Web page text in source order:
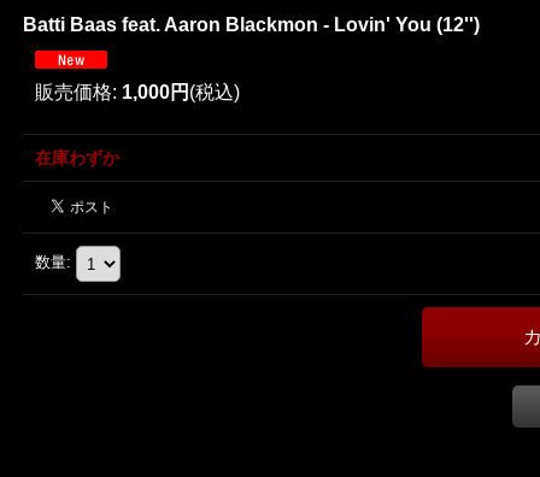
Batti Baas feat. Aaron Blackmon - Lovin' You (12'')
販売価格: 1,000円 (税込)
在庫わずか
数量: